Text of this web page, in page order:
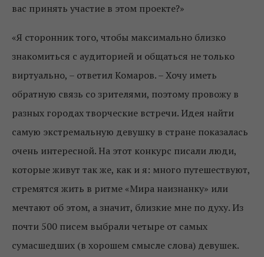
вас принять участие в этом проекте?»
«Я сторонник того, чтобы максимально близко
знакомиться с аудиторией и общаться не только
виртуально, – ответил Комаров. – Хочу иметь
обратную связь со зрителями, поэтому провожу в
разных городах творческие встречи. Идея найти
самую экстремальную девушку в стране показалась
очень интересной. На этот конкурс писали люди,
которые живут так же, как и я: много путешествуют,
стремятся жить в ритме «Мира наизнанку» или
мечтают об этом, а значит, близкие мне по духу. Из
почти 500 писем выбрали четыре от самых
сумасшедших (в хорошем смысле слова) девушек.